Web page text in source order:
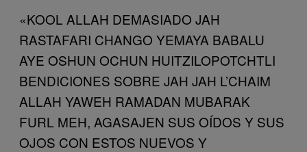
«KOOL ALLAH DEMASIADO JAH
RASTAFARI CHANGO YEMAYA BABALU
AYE OSHUN OCHUN HUITZILOPOTCHTLI
BENDICIONES SOBRE JAH JAH L’CHAIM
ALLAH YAWEH RAMADAN MUBARAK
FURL MEH, AGASAJEN SUS OÍDOS Y SUS
OJOS CON ESTOS NUEVOS Y